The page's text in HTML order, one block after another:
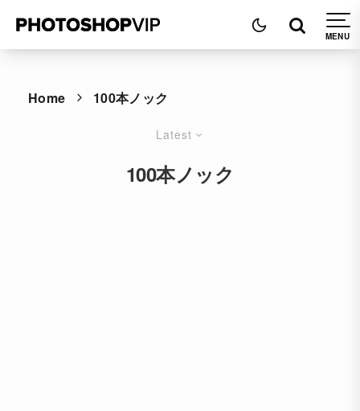
Home 100本ノック
Latest
100本ノック